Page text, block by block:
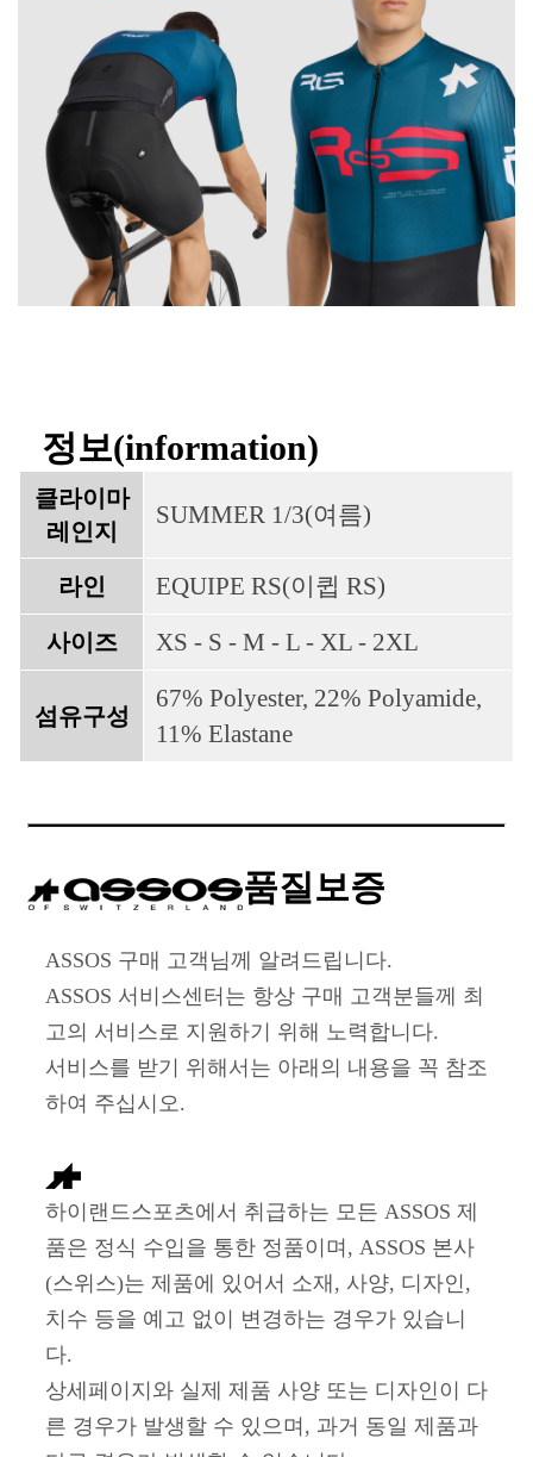
정보(information)
클라이마
레인지
SUMMER 1/3(여름)
라인 EQUIPE RS(이큅 RS)
사이즈 XS - S - M - L - XL - 2XL
섬유구성
67% Polyester, 22% Polyamide,
11% Elastane